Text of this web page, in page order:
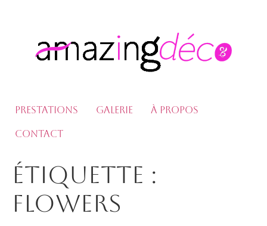
Prestations Galerie À propos
Contact
Étiquette :
Flowers